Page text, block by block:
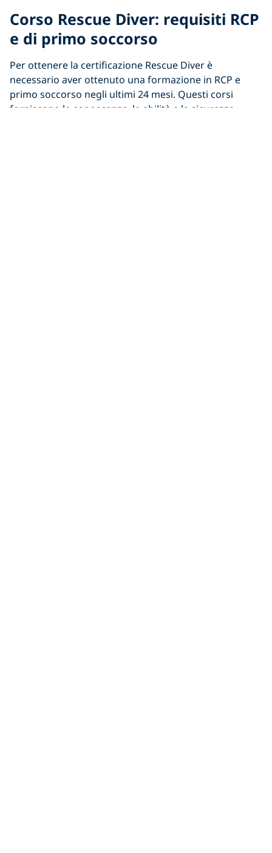
Corso Rescue Diver: requisiti RCP
e di primo soccorso
Per ottenere la certificazione Rescue Diver è
necessario aver ottenuto una formazione in RCP e
primo soccorso negli ultimi 24 mesi. Questi corsi
forniscono le conoscenze, le abilità e la sicurezza